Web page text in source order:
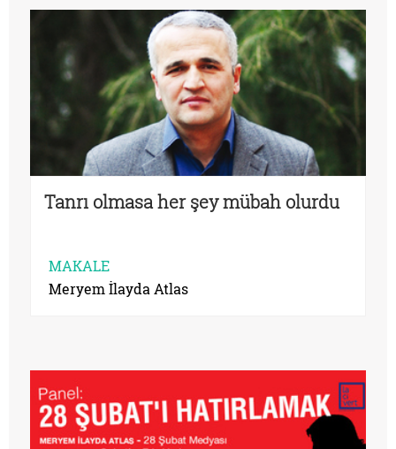
Tanrı olmasa her şey mübah olurdu
MAKALE
Meryem İlayda Atlas